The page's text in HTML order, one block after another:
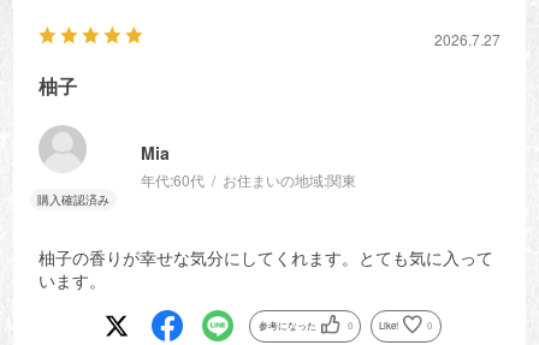
2026.7.27
柚子
Mia
年代:60代 お住まいの地域:関東
柚子の香りが幸せな気分にしてくれます。とても気に入って
います。
参考になった 0 Like! 0